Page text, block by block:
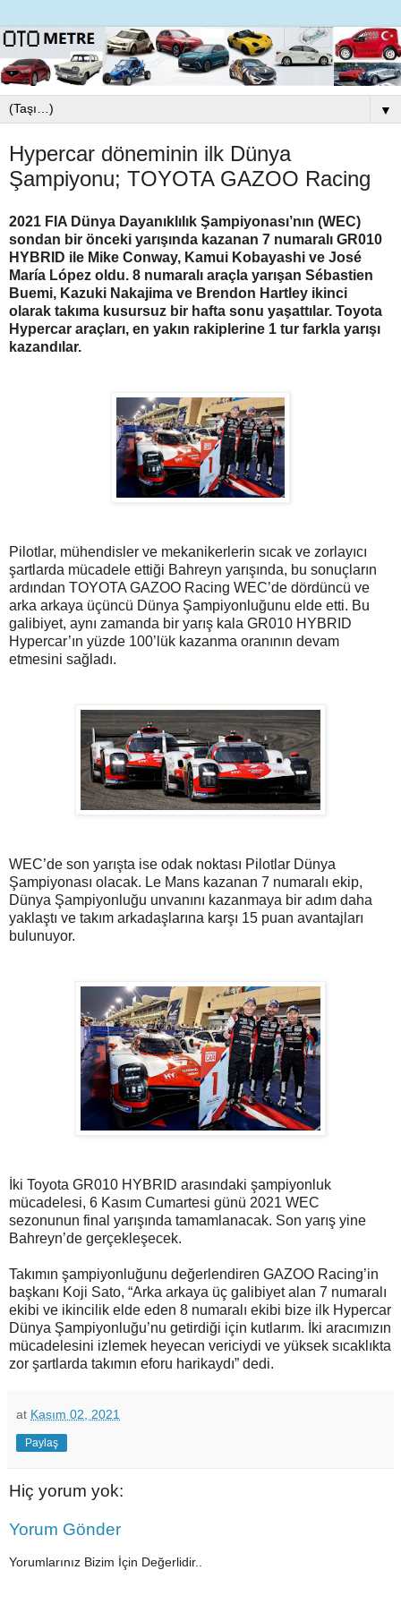
▼
Hypercar döneminin ilk Dünya
Şampiyonu; TOYOTA GAZOO Racing
2021 FIA Dünya Dayanıklılık Şampiyonası’nın (WEC)
sondan bir önceki yarışında kazanan 7 numaralı GR010
HYBRID ile Mike Conway, Kamui Kobayashi ve José
María López oldu. 8 numaralı araçla yarışan Sébastien
Buemi, Kazuki Nakajima ve Brendon Hartley ikinci
olarak takıma kusursuz bir hafta sonu yaşattılar. Toyota
Hypercar araçları, en yakın rakiplerine 1 tur farkla yarışı
kazandılar.
Pilotlar, mühendisler ve mekanikerlerin sıcak ve zorlayıcı
şartlarda mücadele ettiği Bahreyn yarışında, bu sonuçların
ardından TOYOTA GAZOO Racing WEC’de dördüncü ve
arka arkaya üçüncü Dünya Şampiyonluğunu elde etti. Bu
galibiyet, aynı zamanda bir yarış kala GR010 HYBRID
Hypercar’ın yüzde 100’lük kazanma oranının devam
etmesini sağladı.
WEC’de son yarışta ise odak noktası Pilotlar Dünya
Şampiyonası olacak. Le Mans kazanan 7 numaralı ekip,
Dünya Şampiyonluğu unvanını kazanmaya bir adım daha
yaklaştı ve takım arkadaşlarına karşı 15 puan avantajları
bulunuyor.
İki Toyota GR010 HYBRID arasındaki şampiyonluk
mücadelesi, 6 Kasım Cumartesi günü 2021 WEC
sezonunun final yarışında tamamlanacak. Son yarış yine
Bahreyn’de gerçekleşecek.
Takımın şampiyonluğunu değerlendiren GAZOO Racing’in
başkanı Koji Sato, “Arka arkaya üç galibiyet alan 7 numaralı
ekibi ve ikincilik elde eden 8 numaralı ekibi bize ilk Hypercar
Dünya Şampiyonluğu’nu getirdiği için kutlarım. İki aracımızın
mücadelesini izlemek heyecan vericiydi ve yüksek sıcaklıkta
zor şartlarda takımın eforu harikaydı” dedi.
at Kasım 02, 2021
Paylaş
Hiç yorum yok:
Yorum Gönder
Yorumlarınız Bizim İçin Değerlidir..